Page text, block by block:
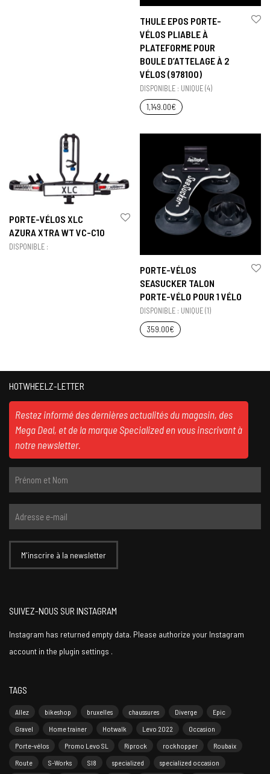
THULE EPOS PORTE-
VÉLOS PLIABLE À
PLATEFORME POUR
BOULE D’ATTELAGE À 2
VÉLOS (978100)
DISPONIBLE : UNIQUE (4)
1,149.00€
PORTE-VÉLOS XLC
AZURA XTRA WT VC-C10
DISPONIBLE :
PORTE-VÉLOS
SEASUCKER TALON
PORTE-VÉLO POUR 1 VÉLO
DISPONIBLE : UNIQUE (1)
359.00€
HOTWHEELZ-LETTER
Restez informé des dernières actualités du magasin, des
Mega Deal, et de la marque Specialized en vous inscrivant à
notre newsletter.
SUIVEZ-NOUS SUR INSTAGRAM
Instagram has returned empty data. Please authorize your Instagram
account in the plugin settings .
TAGS
Allez bikeshop bruxelles chaussures Diverge
Epic
Gravel
Home trainer Hotwalk Levo 2022
Occasion
Porte-vélos
Promo Levo SL Riprock rockhopper
Roubaix
Route
S-Works Sl8 specialized specialized occasion